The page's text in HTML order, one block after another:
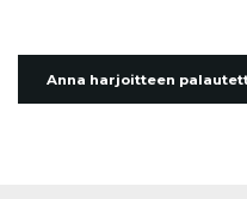
Anna harjoitteen